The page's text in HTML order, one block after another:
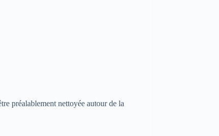
préalablement nettoyée autour de la